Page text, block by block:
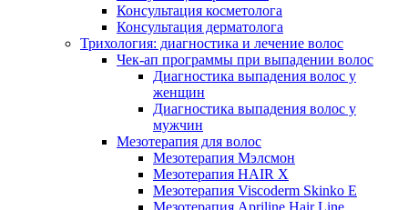
Консультация косметолога
Консультация дерматолога
Трихология: диагностика и лечение волос
Чек-ап программы при выпадении волос
Диагностика выпадения волос у
женщин
Диагностика выпадения волос у
мужчин
Мезотерапия для волос
Мезотерапия Мэлсмон
Мезотерапия HAIR X
Мезотерапия Viscoderm Skinko E
Мезотерапия Apriline Hair Line